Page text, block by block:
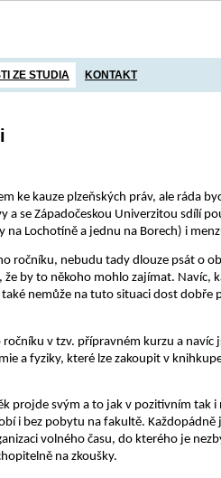
ZE STUDIA KONTAKT
ke kauze plzeňských práv, ale ráda
a se Západočeskou Univerzitou sdílí
na Lochotíně a jednu na Borech) i
ročníku, nebudu tady dlouze psát o
by to někoho mohlo zajímat. Navíc,
nemůže na tuto situaci dost dobře
v tzv. přípravném kurzu a navíc
a fyziky, které lze zakoupit v
projde svým a to jak v pozitivním tak i
i bez pobytu na fakultě. Každopádně
volného času, do kterého je
na zkoušky.